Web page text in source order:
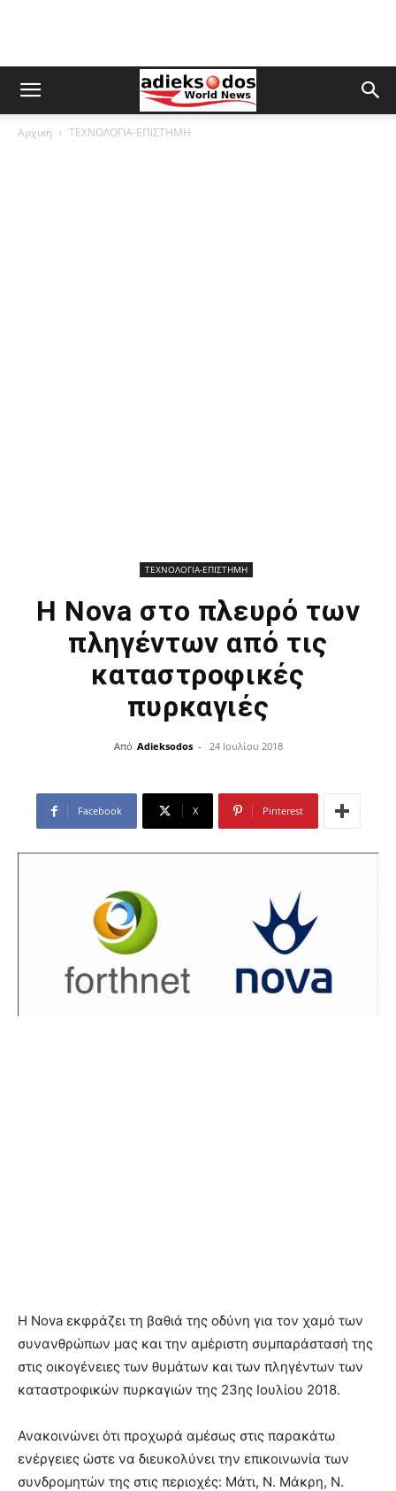
Αρχική ΤΕΧΝΟΛΟΓΙΑ-ΕΠΙΣΤΗΜΗ
ΤΕΧΝΟΛΟΓΙΑ-ΕΠΙΣΤΗΜΗ
H Nova στο πλευρό των
πληγέντων από τις
καταστροφικές
πυρκαγιές
Από Adieksodos - 24 Ιουλίου 2018
Facebook X Pinterest
H Nova εκφράζει τη βαθιά της οδύνη για τον χαμό των
συνανθρώπων μας και την αμέριστη συμπαράστασή της
στις οικογένειες των θυμάτων και των πληγέντων των
καταστροφικών πυρκαγιών της 23ης Ιουλίου 2018.
Ανακοινώνει ότι προχωρά αμέσως στις παρακάτω
ενέργειες ώστε να διευκολύνει την επικοινωνία των
συνδρομητών της στις περιοχές: Μάτι, Ν. Μάκρη, Ν.